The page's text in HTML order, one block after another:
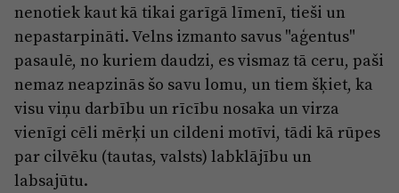
nenotiek kaut kā tikai garīgā līmenī, tieši un
nepastarpināti. Velns izmanto savus "aģentus"
pasaulē, no kuriem daudzi, es vismaz tā ceru, paši
nemaz neapzinās šo savu lomu, un tiem šķiet, ka
visu viņu darbību un rīcību nosaka un virza
vienīgi cēli mērķi un cildeni motīvi, tādi kā rūpes
par cilvēku (tautas, valsts) labklājību un
labsajūtu.